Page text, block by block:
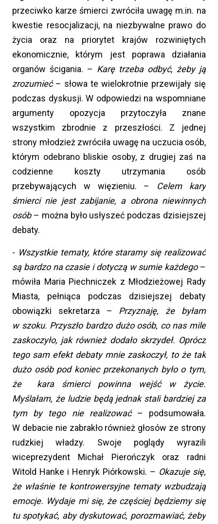
przeciwko karze śmierci zwróciła uwagę m.in. na
kwestie resocjalizacji, na niezbywalne prawo do
życia oraz na priorytet krajów rozwiniętych
ekonomicznie, którym jest poprawa działania
organów ścigania. – Karę trzeba odbyć, żeby ją
zrozumieć– słowa te wielokrotnie przewijały się
podczas dyskusji. W odpowiedzi na wspomniane
argumenty opozycja przytoczyła znane
wszystkim zbrodnie z przeszłości. Z jednej
strony młodzież zwróciła uwagę na uczucia osób,
którym odebrano bliskie osoby, z drugiej zaś na
codzienne koszty utrzymania osób
przebywających w więzieniu. – Celem kary
śmierci nie jest zabijanie, a obrona niewinnych
osób– można było usłyszeć podczas dzisiejszej
debaty.
- Wszystkie tematy, które staramy się realizować
są bardzo na czasie i dotyczą w sumie każdego–
mówiła Maria Piechniczek z Młodzieżowej Rady
Miasta, pełniąca podczas dzisiejszej debaty
obowiązki sekretarza – Przyznaję, że byłam
w szoku. Przyszło bardzo dużo osób, co nas mile
zaskoczyło, jak również dodało skrzydeł. Oprócz
tego sam efekt debaty mnie zaskoczył, to że tak
dużo osób pod koniec przekonanych było o tym,
że kara śmierci powinna wejść w życie.
Myślałam, że ludzie będą jednak stali bardziej za
tym by tego nie realizować– podsumowała.
W debacie nie zabrakło również głosów ze strony
rudzkiej władzy. Swoje poglądy wyrazili
wiceprezydent Michał Pierończyk oraz radni
Witold Hanke i Henryk Piórkowski. – Okazuje się,
że właśnie te kontrowersyjne tematy wzbudzają
emocje. Wydaje mi się, że częściej będziemy się
tu spotykać, aby dyskutować, porozmawiać, żeby